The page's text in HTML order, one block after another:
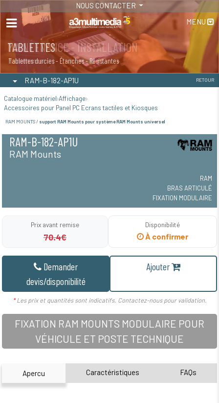
NOUS CONTACTER
MENU
MAINTENANCE - INSTALLATION
Maintenance
TABLETTES
Tablettes durcies - Étanches - Résistantes
RAM-B-182-AP1U RETOUR
Catalogue matériel Affichage
Accessoires pour Panel PC Ecrans tactiles et Kiosques
RAM MOUNTS / support RAM Mounts pour système RAM Mounts universel
RAM-B-182-AP1U
RAM Mounts
RAM
BRAS ARTICULÉ
FIXATION MODULAIRE
Prix avant remise
70.4€
Disponibilité
À confirmer
Demander
devis/disponibilité
Ajouter
*Les prix et quantités sont indicatifs. Contactez-nous pour validation.
FIXATION RAM MOUNTS MODULAIRE POUR
VÉHICULE ET POSTE TECHNIQUE
Apercu Caractéristiques FAQs